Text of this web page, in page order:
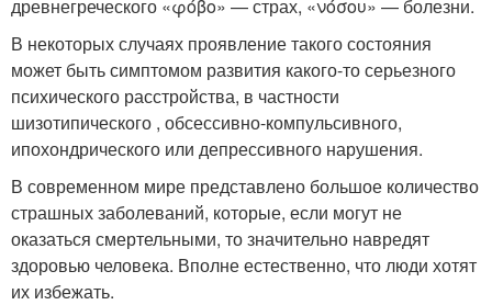
древнегреческого «φόβο» — страх, «νόσου» — болезни.
В некоторых случаях проявление такого состояния
может быть симптомом развития какого-то серьезного
психического расстройства, в частности
шизотипического , обсессивно-компульсивного,
ипохондрического или депрессивного нарушения.
В современном мире представлено большое количество
страшных заболеваний, которые, если могут не
оказаться смертельными, то значительно навредят
здоровью человека. Вполне естественно, что люди хотят
их избежать.